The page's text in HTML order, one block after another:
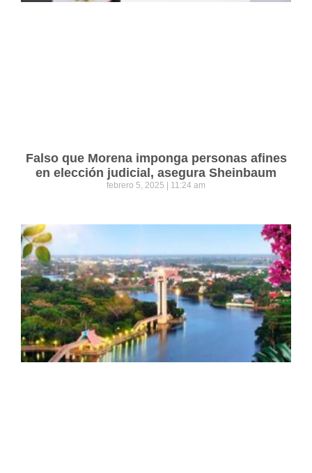
Falso que Morena imponga personas afines
en elección judicial, asegura Sheinbaum
febrero 5, 2025 11:24 am